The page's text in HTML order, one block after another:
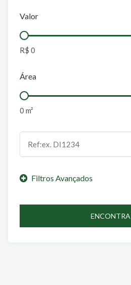
Valor
Área